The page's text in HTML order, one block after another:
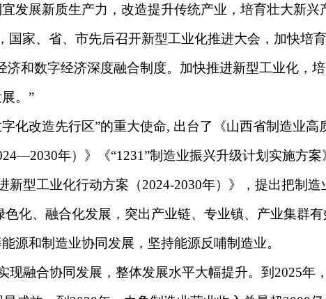
展新质生产力，改造提升传统产业，培育壮大新兴
国家、省、市先后召开新型工业化推进大会，加快培
济和数字经济深度融合制度。加快推进新型工业化，
。”
改造先行区”的重大使命, 出台了《山西省制造业高
年）》《“1231”制造业振兴升级计划实施方案
型工业化行动方案（2024-2030年）》，提出把制造
化、融合化发展，突出产业链、专业镇、产业集群
源和制造业协同发展，坚持能源反哺制造业。
融合协同发展，整体发展水平大幅提升。到2025年